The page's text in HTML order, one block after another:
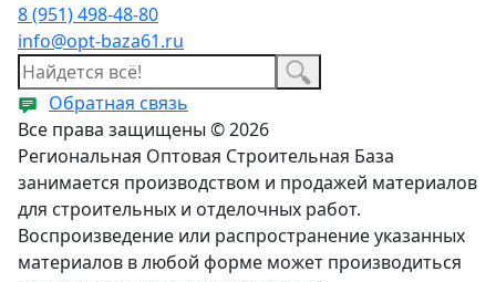
8 (951) 498-48-80
info@opt-baza61.ru
Обратная связь
Все права защищены © 2026
Региональная Оптовая Строительная База
занимается производством и продажей материалов
для строительных и отделочных работ.
Воспроизведение или распространение указанных
материалов в любой форме может производиться